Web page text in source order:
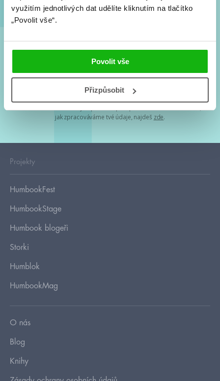
využitím jednotlivých dat udělíte kliknutím na tlačítko
„Povolit vše“.
Povolit vše
Přizpůsobit
Souhlasím spodmínkami zpracování osobních údajů
Tvá e-mailová adresa je u nás v bezpečí. Přečti si
jak zpracováváme tvé údaje, najdeš zde.
Projekty
HumbookFest
HumbookStage
Humbook blogeři
Storki
Humblok
HumbookMag
O nás
Blog
Knihy